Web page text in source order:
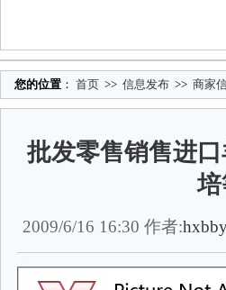
您的位置 ： 首页 >> 信息发布 >> 商家
批发零售销售进
2009/6/16 16:30 作者: